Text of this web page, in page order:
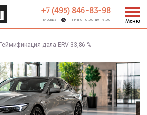
+7 (495) 846-83-98
Москва пн-пт с 10:00 до 19:00 Меню
Геймификация дала ERV 33,86 %